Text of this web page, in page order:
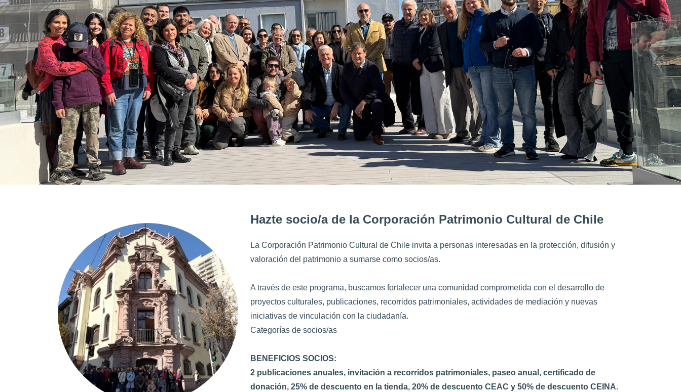
Hazte socio/a de la Corporación Patrimonio Cultural de Chile
La Corporación Patrimonio Cultural de Chile invita a personas interesadas en la protección, difusión y
valoración del patrimonio a sumarse como socios/as.
A través de este programa, buscamos fortalecer una comunidad comprometida con el desarrollo de
proyectos culturales, publicaciones, recorridos patrimoniales, actividades de mediación y nuevas
iniciativas de vinculación con la ciudadanía.
Categorías de socios/as
BENEFICIOS SOCIOS:
2 publicaciones anuales, invitación a recorridos patrimoniales, paseo anual, certificado de
donación, 25% de descuento en la tienda, 20% de descuento CEAC y 50% de descuento CEINA.